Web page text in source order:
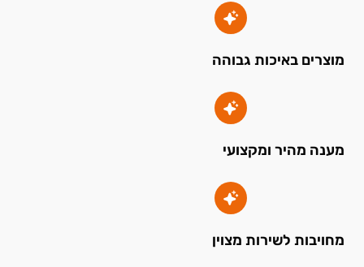
מוצרים באיכות גבוהה
מענה מהיר ומקצועי
מחויבות לשירות מצוין